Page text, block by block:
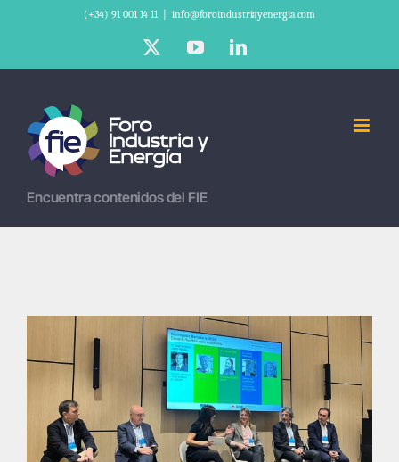
(+34) 91 001 14 11 info@foroindustriayenergia.com
YouTubeLinkedIn
Encuentra contenidos del FIE
Algo está cambiando en el entorno de la
gestión energética de la industria